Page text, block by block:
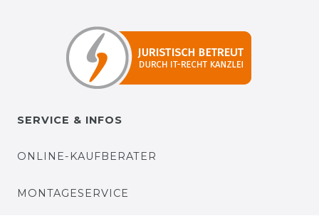
SERVICE & INFOS
ONLINE-KAUFBERATER
MONTAGESERVICE